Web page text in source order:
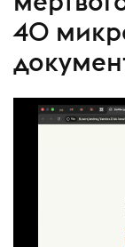
40